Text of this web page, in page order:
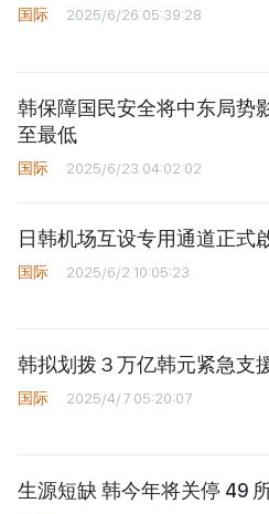
国际 2025/6/26 05:39:28
韩保障国民安全将中东局势
至最低
国际 2025/6/23 04:02:02
日韩机场互设专用通道正式
国际 2025/6/2 10:05:23
韩拟划拨３万亿韩元紧急支
国际 2025/4/7 05:20:07
生源短缺 韩今年将关停 49